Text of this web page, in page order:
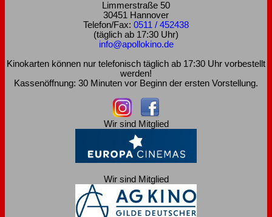
Limmerstraße 50
30451 Hannover
Telefon/Fax: 0511 / 452438
(täglich ab 17:30 Uhr)
info@apollokino.de
Kinokarten können nur telefonisch täglich ab 17:30 Uhr vorbestellt
werden!
Kassenöffnung: 30 Minuten vor Beginn der ersten Vorstellung.
Wir sind Mitglied
Wir sind Mitglied